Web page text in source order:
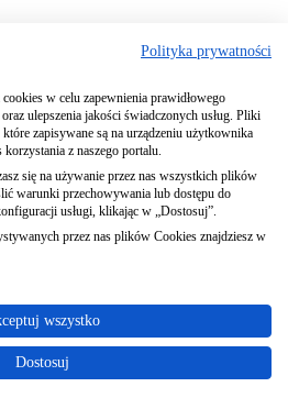
Polityka prywatności
w celu zapewnienia prawidłowego
ulepszenia jakości świadczonych usług. Pliki
zapisywane są na urządzeniu użytkownika
z naszego portalu.
się na używanie przez nas wszystkich plików
warunki przechowywania lub dostępu do
usługi, klikając w „Dostosuj”.
przez nas plików Cookies znajdziesz w
wszystko
Dostosuj